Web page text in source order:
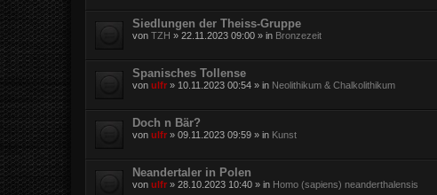
Siedlungen der Theiss-Gruppe
von TZH » 22.11.2023 09:00 » in Bronzezeit
Spanisches Tollense
von ulfr » 10.11.2023 00:54 » in Neolithikum & Chalkolithikum
Doch n Bär?
von ulfr » 09.11.2023 09:59 » in Kunst
Neandertaler in Polen
von ulfr » 28.10.2023 10:40 » in Homo (sapiens) neanderthalensis